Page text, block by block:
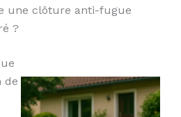
une clôture anti-fugue
?
de